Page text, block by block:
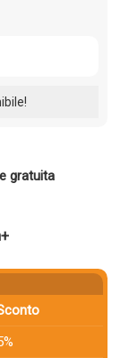
gratuita